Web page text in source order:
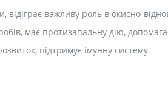
важливу роль в окисно-
має протизапальну дію,
підтримує імунну систему.